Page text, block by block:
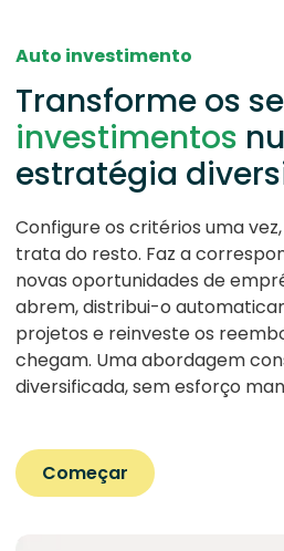
Auto investimento
Transforme os
investimentos
estratégia
Configure os critérios uma
trata do resto. Faz a
novas oportunidades de
abrem, distribui-o
projetos e reinveste os
chegam. Uma abordagem
diversificada, sem esforço
Começar